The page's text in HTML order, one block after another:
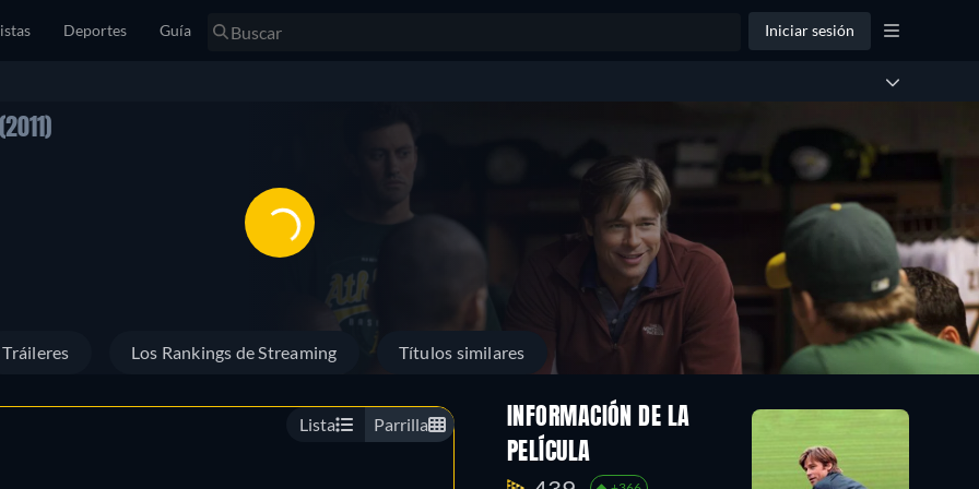
Deportes Guía Iniciar sesión
Tráileres Los Rankings de Streaming Títulos similares
Lista Parrilla
INFORMACIÓN DE LA
PELÍCULA